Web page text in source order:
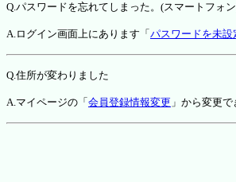
Q.パスワードを忘れてしまった。(スマートフォ
A.ログイン画面上にあります「 パスワードを未
Q.住所が変わりました
A.マイページの「 会員登録情報変更 」から変更で